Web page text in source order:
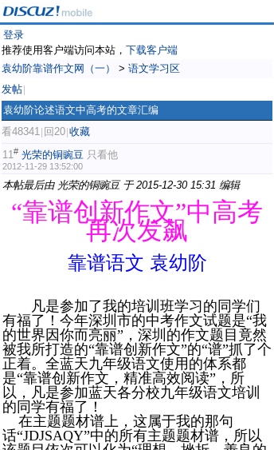
登录
推荐使用客户端访问本站， 下载客户端
袁幼阶靠谱作文网（一）
> 语文学习区
发帖
袁幼阶论述语文中高考的文章汇编
看48341 回20 收藏
11# 光荣的铜豌豆 只看他
2012-11-29 13:52:00
本帖最后由 光荣的铜豌豆 于 2015-12-30 15:31 编辑
“靠谱创新作文”中高考
再次发飙
靠谱语文 袁幼阶
凡是参加了我的培训班学习的同学们
有福了！今年深圳市的中考作文试题是“我
的世界因你而亮丽”，深圳的作文题目竟然
被我所打造的“靠谱创新作文”的“谱”抓了个
正着。全蓝天九年级语文使用的体系都
是“靠谱创新作文，精准高效阅读”，所
以，凡是参加蓝天各分校九年级语文培训
的同学有福了！
在主题题材谱上，这属于我的那句
话“JDJSAQY”中的所有主题题材谱，所以